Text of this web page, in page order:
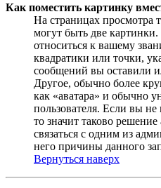
Как поместить картинку
На страницах просмотра
могут быть две
относиться к вашему
квадратики или точки,
сообщений вы оставили
Другое, обычно более
как «аватара» и обычно
пользователя. Если вы не
то значит таково
связаться с одним из
него причины данного
Вернуться наверх